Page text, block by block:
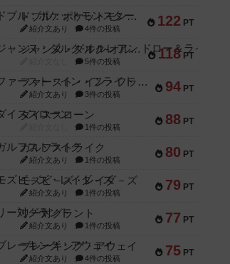
122 PT
ドブル：ポケットモンスター
紹介文あり 4件の投稿
118 PT
ジャンヌ・ダルク-オルレアン ドロー＆ライト
5件の投稿
94 PT
ファースト・イン・フライト
紹介文あり 3件の投稿
88 PT
ダイススローン
1件の投稿
80 PT
ガルフストライク
紹介文あり 1件の投稿
79 PT
モズビ－ズ・レイダ－ズ
紹介文あり 1件の投稿
77 PT
リー対グラント
紹介文あり 1件の投稿
75 PT
ブレーキング・アウェイ
紹介文あり 4件の投稿